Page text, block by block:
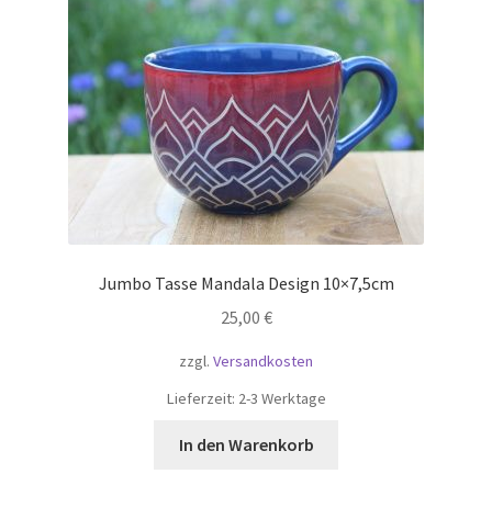
Jumbo Tasse Mandala Design 10×7,5cm
25,00 €
zzgl. Versandkosten
Lieferzeit: 2-3 Werktage
In den Warenkorb